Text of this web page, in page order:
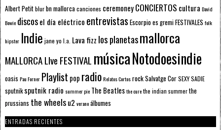
Albert Petitblurbn mallorcacanciones ceremoneyCONCIERTOS cultura David
Bowie discosel día eléctrico entrevistas Escorpioes gremiFESTIVALES folk
hipster Indie jane yo l.a. Lava fizz los planetasmallorca
MALLORCA LIve FESTIVAL músicaNotodoesindie
oasis Pau Forner Playlist pop radioRelatos CortosrockSalvatge CorSEXY SADIE
sputnik sputnik radio summer pie The Beatlesthe curethe indian summerthe
prussians the wheelsu2 veranoálbumes
ENTRADAS RECIENTES